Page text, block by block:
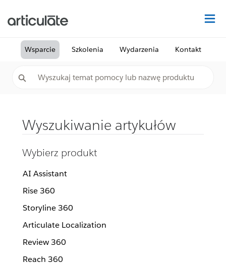
Wsparcie Szkolenia Wydarzenia Kontakt
Wyszukiwanie artykułów
Wybierz produkt
AI Assistant
Rise 360
Storyline 360
Articulate Localization
Review 360
Reach 360